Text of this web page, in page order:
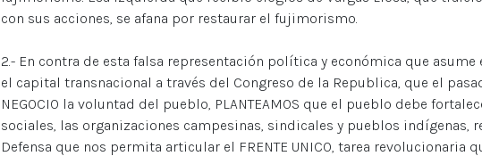
con sus acciones, se afana por restaurar el fujimorismo.
2.- En contra de esta falsa representación política y económica que
el capital transnacional a través del Congreso de la Republica, que el
NEGOCIO la voluntad del pueblo, PLANTEAMOS que el pueblo debe
sociales, las organizaciones campesinas, sindicales y pueblos indígenas,
Defensa que nos permita articular el FRENTE UNICO, tarea revolucionaria